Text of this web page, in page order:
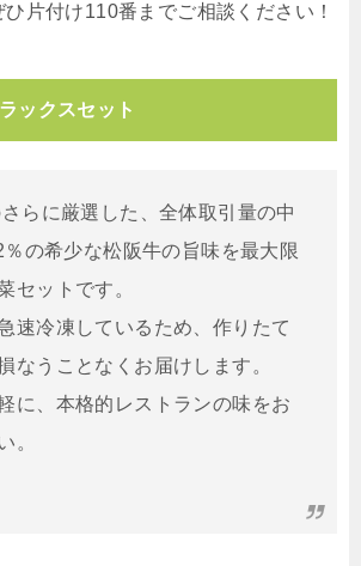
片付け110番までご相談ください！
ックスセット
らに厳選した、全体取引量の中
の希少な松阪牛の旨味を最大限
セットです。
速冷凍しているため、作りたて
なうことなくお届けします。
に、本格的レストランの味をお
。